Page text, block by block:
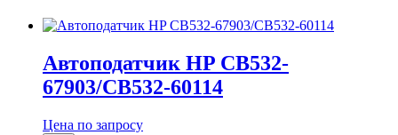
Автоподатчик HP CB532-
67903/CB532-60114
Цена по запросу